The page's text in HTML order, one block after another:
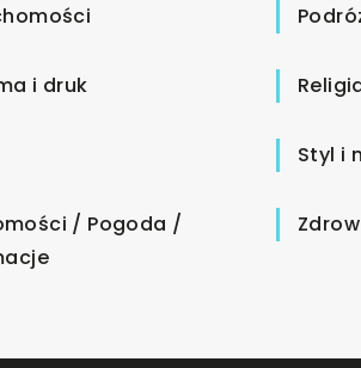
i druk
Styl i
/ Pogoda /